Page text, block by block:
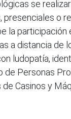
se
o
la participación
a distancia de
ludopatía,
de Personas
Casinos y